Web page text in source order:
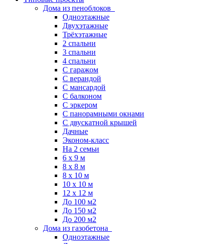
Дома из пеноблоков
Одноэтажные
Двухэтажные
Трёхэтажные
2 спальни
3 спальни
4 спальни
С гаражом
С верандой
С мансардой
С балконом
C эркером
С панорамными окнами
С двускатной крышей
Дачные
Эконом-класс
На 2 семьи
6 x 9 м
8 x 8 м
8 x 10 м
10 x 10 м
12 x 12 м
До 100 м2
До 150 м2
До 200 м2
Дома из газобетона
Одноэтажные